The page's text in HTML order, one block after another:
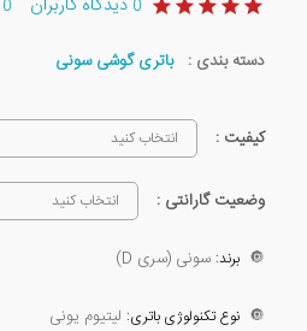
0 دیدگاه کاربران 0
دسته بندی : باتری گوشی سونی
کیفیت : انتخاب کنید
وضعیت گارانتی : انتخاب کنید
🔘 برند: سونی (سری D)
🔘 نوع تکنولوژی باتری: لیتیوم یونی